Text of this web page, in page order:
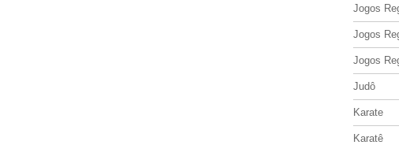
Jogos
Jogos
Jogos
Judô
Karate
Karatê